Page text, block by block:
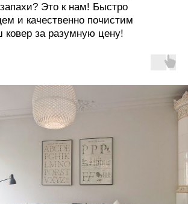
Это к нам! Быстро
и качественно почистим
ковер за разумную цену!